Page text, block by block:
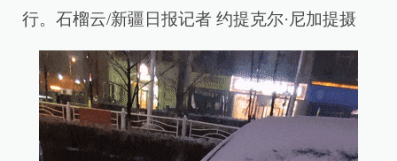
行。石榴云/新疆日报记者 约提克尔·尼加提摄